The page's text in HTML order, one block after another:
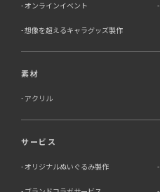
オンラインイベント
想像を超えるキャラグッズ製作
素材
アクリル
サービス
オリジナルぬいぐるみ製作